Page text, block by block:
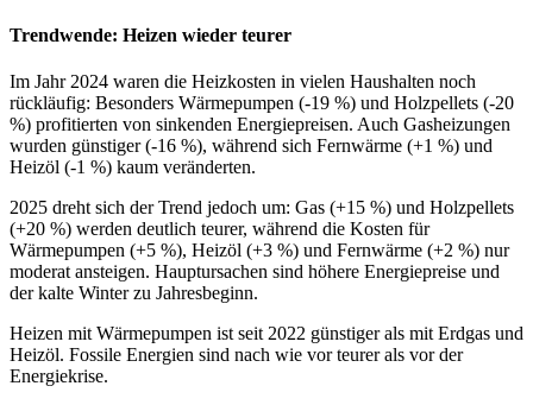
Trendwende: Heizen wieder teurer
Im Jahr 2024 waren die Heizkosten in vielen Haushalten noch
rückläufig: Besonders Wärmepumpen (-19 %) und Holzpellets (-20
%) profitierten von sinkenden Energiepreisen. Auch Gasheizungen
wurden günstiger (-16 %), während sich Fernwärme (+1 %) und
Heizöl (-1 %) kaum veränderten.
2025 dreht sich der Trend jedoch um: Gas (+15 %) und Holzpellets
(+20 %) werden deutlich teurer, während die Kosten für
Wärmepumpen (+5 %), Heizöl (+3 %) und Fernwärme (+2 %) nur
moderat ansteigen. Hauptursachen sind höhere Energiepreise und
der kalte Winter zu Jahresbeginn.
Heizen mit Wärmepumpen ist seit 2022 günstiger als mit Erdgas und
Heizöl. Fossile Energien sind nach wie vor teurer als vor der
Energiekrise.